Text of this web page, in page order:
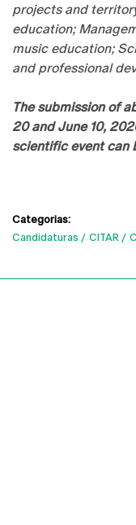
projects and
education;
music education;
and professional
The submission of
20 and June 10,
scientific event can
Categorias:
Candidaturas
CITAR